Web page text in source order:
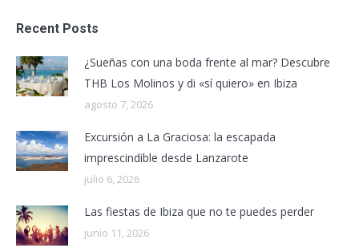
Recent Posts
¿Sueñas con una boda frente al mar? Descubre
THB Los Molinos y di «sí quiero» en Ibiza
agosto 7, 2026
Excursión a La Graciosa: la escapada
imprescindible desde Lanzarote
julio 6, 2026
Las fiestas de Ibiza que no te puedes perder
junio 11, 2026